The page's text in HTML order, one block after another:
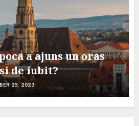
a ajuns un oras
de iubit?
25, 2023